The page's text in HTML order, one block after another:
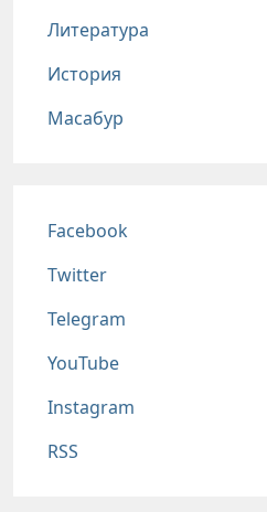
Литература
История
Масабур
Соц сети
Facebook
Twitter
Telegram
YouTube
Instagram
RSS